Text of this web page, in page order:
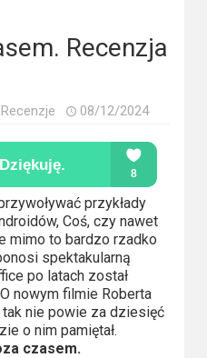
Recenzja
Recenzje 08/12/2024
przykłady
Coś, czy nawet
mimo to bardzo rzadko
spektakularną
po latach został
nowym filmie Roberta
nie powie za dziesięć
o nim pamiętał.
czasem.